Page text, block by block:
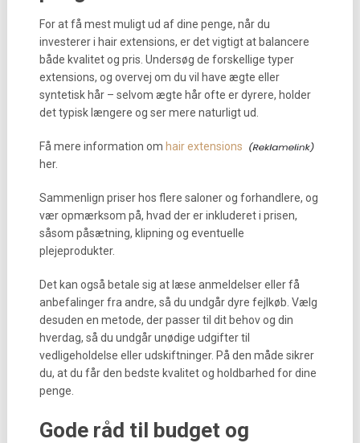
For at få mest muligt ud af dine penge, når du
investerer i hair extensions, er det vigtigt at balancere
både kvalitet og pris. Undersøg de forskellige typer
extensions, og overvej om du vil have ægte eller
syntetisk hår – selvom ægte hår ofte er dyrere, holder
det typisk længere og ser mere naturligt ud.
Få mere information om hair extensions
her.
Sammenlign priser hos flere saloner og forhandlere, og
vær opmærksom på, hvad der er inkluderet i prisen,
såsom påsætning, klipning og eventuelle
plejeprodukter.
Det kan også betale sig at læse anmeldelser eller få
anbefalinger fra andre, så du undgår dyre fejlkøb. Vælg
desuden en metode, der passer til dit behov og din
hverdag, så du undgår unødige udgifter til
vedligeholdelse eller udskiftninger. På den måde sikrer
du, at du får den bedste kvalitet og holdbarhed for dine
penge.
Gode råd til budget og